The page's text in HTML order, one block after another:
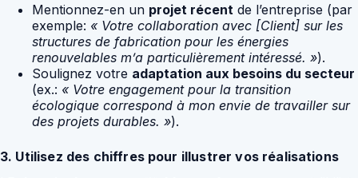
Mentionnez-en un projet récent de l’entreprise (par
exemple: « Votre collaboration avec [Client] sur les
structures de fabrication pour les énergies
renouvelables m’a particulièrement intéressé. »).
Soulignez votre adaptation aux besoins du secteur
(ex.: « Votre engagement pour la transition
écologique correspond à mon envie de travailler sur
des projets durables. »).
3. Utilisez des chiffres pour illustrer vos réalisations